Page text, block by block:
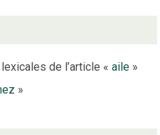
de l’article «aile »
»